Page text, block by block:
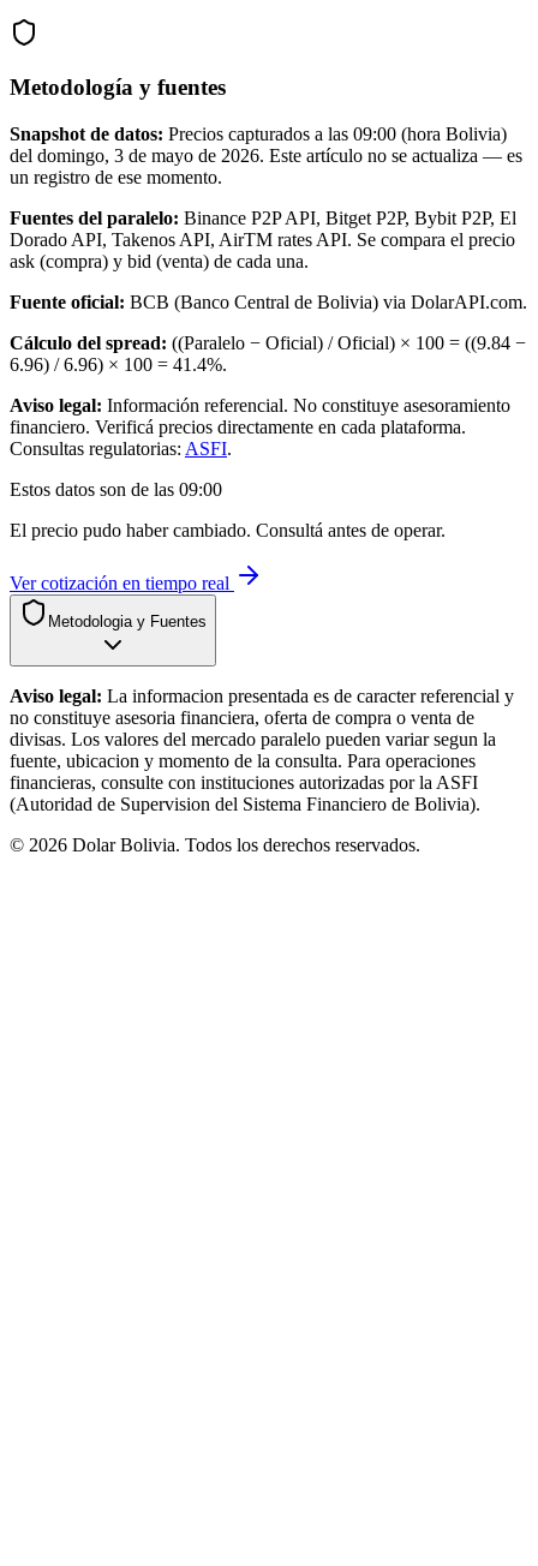
Metodología y fuentes
Snapshot de datos: Precios capturados a las 09:00 (hora Bolivia)
del domingo, 3 de mayo de 2026. Este artículo no se actualiza — es
un registro de ese momento.
Fuentes del paralelo: Binance P2P API, Bitget P2P, Bybit P2P, El
Dorado API, Takenos API, AirTM rates API. Se compara el precio
ask (compra) y bid (venta) de cada una.
Fuente oficial: BCB (Banco Central de Bolivia) via DolarAPI.com.
Cálculo del spread: ((Paralelo − Oficial) / Oficial) × 100 = ((9.84 −
6.96) /6.96) × 100 = 41.4%.
Aviso legal: Información referencial. No constituye asesoramiento
financiero. Verificá precios directamente en cada plataforma.
Consultas regulatorias: ASFI.
Estos datos son de las 09:00
El precio pudo haber cambiado. Consultá antes de operar.
Ver cotización en tiempo real
Metodologia y Fuentes
Aviso legal: La informacion presentada es de caracter referencial y
no constituye asesoria financiera, oferta de compra o venta de
divisas. Los valores del mercado paralelo pueden variar segun la
fuente, ubicacion y momento de la consulta. Para operaciones
financieras, consulte con instituciones autorizadas por la ASFI
(Autoridad de Supervision del Sistema Financiero de Bolivia).
© 2026 Dolar Bolivia. Todos los derechos reservados.